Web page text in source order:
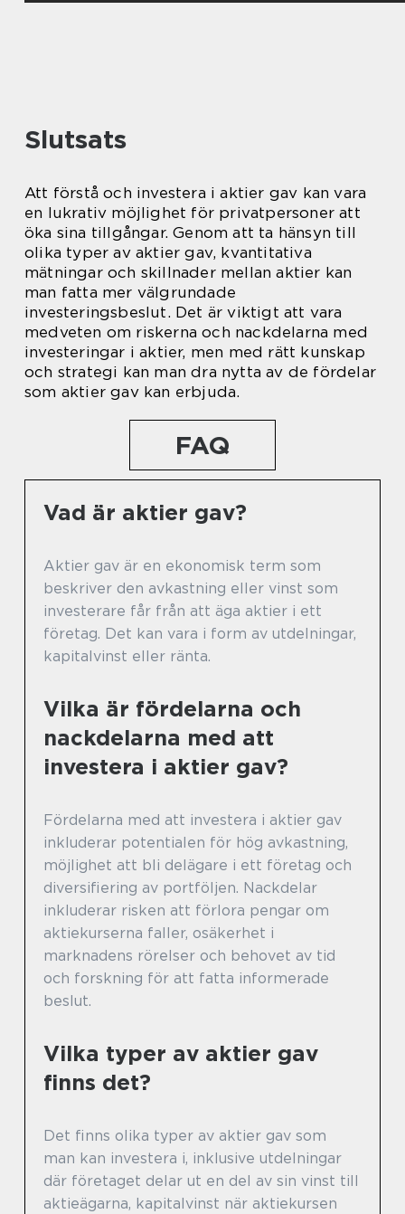
Slutsats
Att förstå och investera i aktier gav kan vara
en lukrativ möjlighet för privatpersoner att
öka sina tillgångar. Genom att ta hänsyn till
olika typer av aktier gav, kvantitativa
mätningar och skillnader mellan aktier kan
man fatta mer välgrundade
investeringsbeslut. Det är viktigt att vara
medveten om riskerna och nackdelarna med
investeringar i aktier, men med rätt kunskap
och strategi kan man dra nytta av de fördelar
som aktier gav kan erbjuda.
FAQ
Vad är aktier gav?
Aktier gav är en ekonomisk term som
beskriver den avkastning eller vinst som
investerare får från att äga aktier i ett
företag. Det kan vara i form av utdelningar,
kapitalvinst eller ränta.
Vilka är fördelarna och
nackdelarna med att
investera i aktier gav?
Fördelarna med att investera i aktier gav
inkluderar potentialen för hög avkastning,
möjlighet att bli delägare i ett företag och
diversifiering av portföljen. Nackdelar
inkluderar risken att förlora pengar om
aktiekurserna faller, osäkerhet i
marknadens rörelser och behovet av tid
och forskning för att fatta informerade
beslut.
Vilka typer av aktier gav
finns det?
Det finns olika typer av aktier gav som
man kan investera i, inklusive utdelningar
där företaget delar ut en del av sin vinst till
aktieägarna, kapitalvinst när aktiekursen